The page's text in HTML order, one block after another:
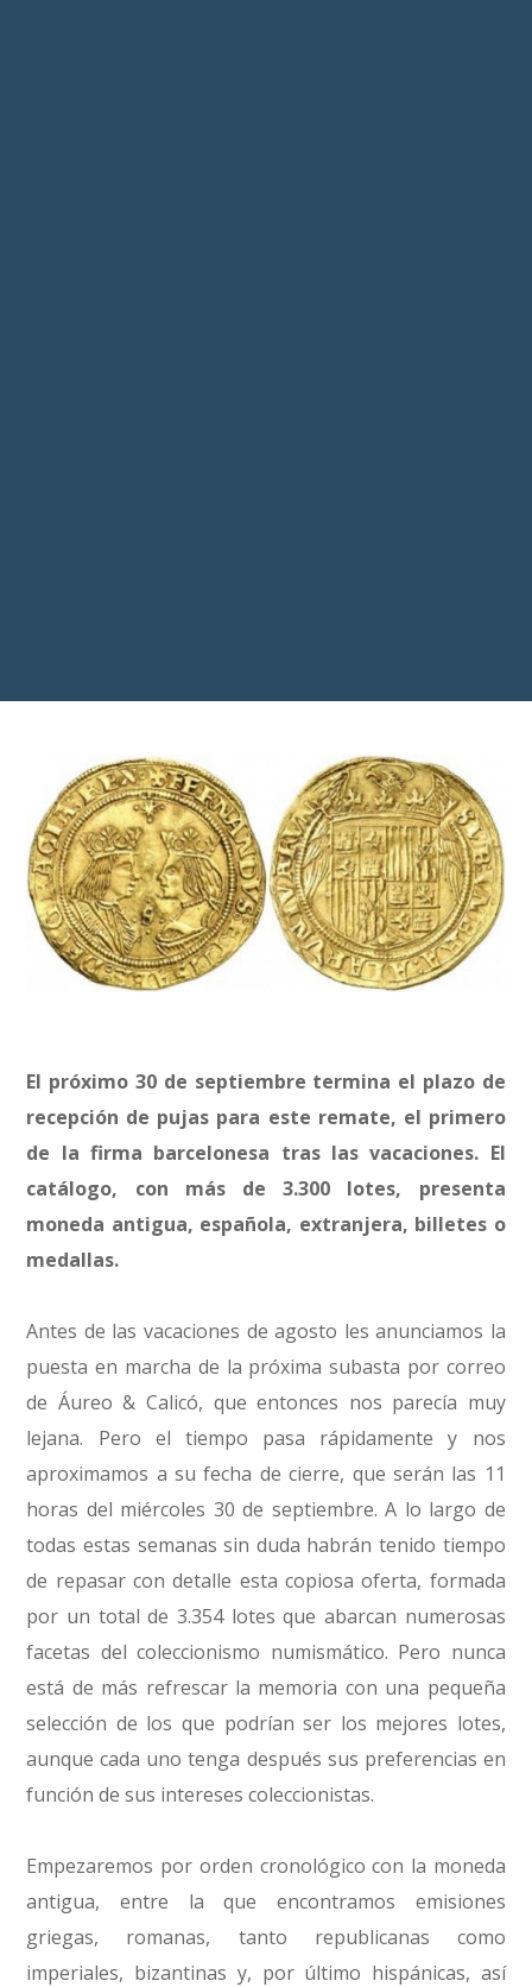
El próximo 30 de septiembre termina el plazo de
recepción de pujas para este remate, el primero
de la firma barcelonesa tras las vacaciones. El
catálogo, con más de 3.300 lotes, presenta
moneda antigua, española, extranjera, billetes o
medallas.
Antes de las vacaciones de agosto les anunciamos la
puesta en marcha de la próxima subasta por correo
de Áureo & Calicó, que entonces nos parecía muy
lejana. Pero el tiempo pasa rápidamente y nos
aproximamos a su fecha de cierre, que serán las 11
horas del miércoles 30 de septiembre. A lo largo de
todas estas semanas sin duda habrán tenido tiempo
de repasar con detalle esta copiosa oferta, formada
por un total de 3.354 lotes que abarcan numerosas
facetas del coleccionismo numismático. Pero nunca
está de más refrescar la memoria con una pequeña
selección de los que podrían ser los mejores lotes,
aunque cada uno tenga después sus preferencias en
función de sus intereses coleccionistas.
Empezaremos por orden cronológico con la moneda
antigua, entre la que encontramos emisiones
griegas, romanas, tanto republicanas como
imperiales, bizantinas y, por último hispánicas, así